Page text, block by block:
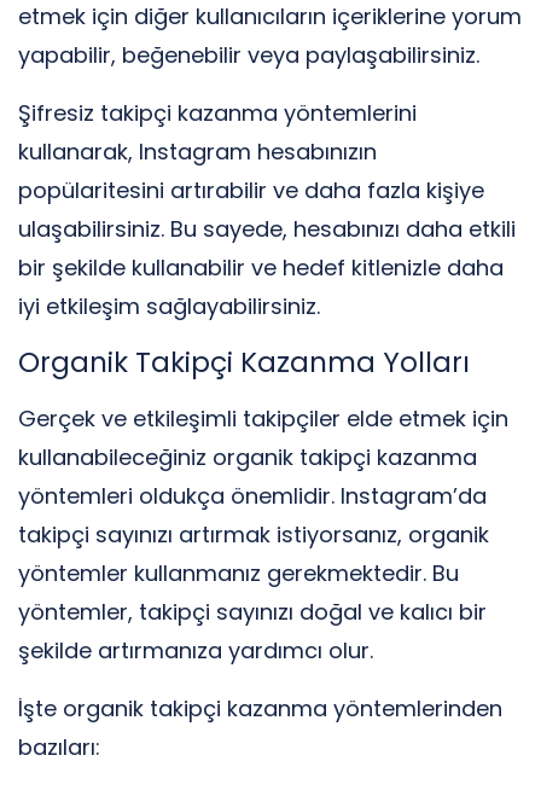
etmek için diğer kullanıcıların içeriklerine yorum
yapabilir, beğenebilir veya paylaşabilirsiniz.
Şifresiz takipçi kazanma yöntemlerini
kullanarak, Instagram hesabınızın
popülaritesini artırabilir ve daha fazla kişiye
ulaşabilirsiniz. Bu sayede, hesabınızı daha etkili
bir şekilde kullanabilir ve hedef kitlenizle daha
iyi etkileşim sağlayabilirsiniz.
Organik Takipçi Kazanma Yolları
Gerçek ve etkileşimli takipçiler elde etmek için
kullanabileceğiniz organik takipçi kazanma
yöntemleri oldukça önemlidir. Instagram’da
takipçi sayınızı artırmak istiyorsanız, organik
yöntemler kullanmanız gerekmektedir. Bu
yöntemler, takipçi sayınızı doğal ve kalıcı bir
şekilde artırmanıza yardımcı olur.
İşte organik takipçi kazanma yöntemlerinden
bazıları: